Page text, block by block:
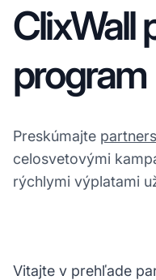
ClixWall
program
Preskúmajte
celosvetovými
rýchlymi výplatami
Vitajte v prehľade